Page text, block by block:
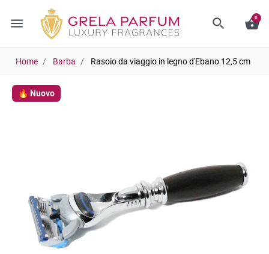
menu search shopping_basket
0
Home Barba Rasoio da viaggio in legno d'Ebano 12,5 cm
🔥 Nuovo